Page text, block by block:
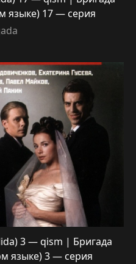
языке) 17 — серия
3 — qism | Бригада
языке) 3 — серия